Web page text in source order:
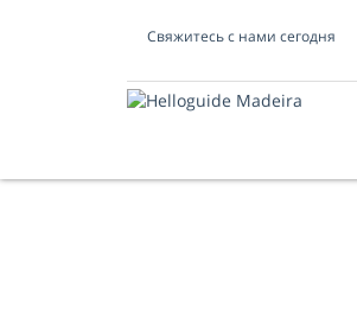
Свяжитесь с нами сегодня